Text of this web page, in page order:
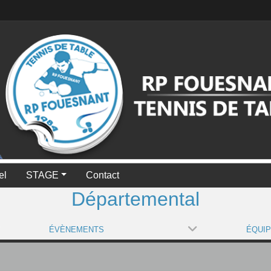
STAGE Contact
Départemental
ÉVÈNEMENTS